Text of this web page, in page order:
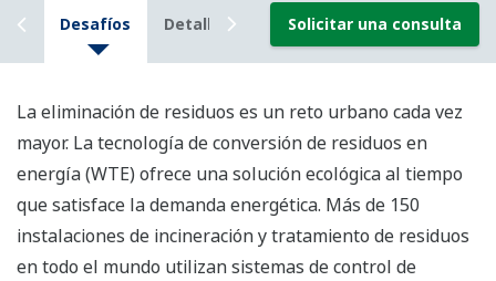
Desafíos Detalles Recursos Noticias
Solicitar una consulta
La eliminación de residuos es un reto urbano cada vez
mayor. La tecnología de conversión de residuos en
energía (WTE) ofrece una solución ecológica al tiempo
que satisface la demanda energética. Más de 150
instalaciones de incineración y tratamiento de residuos
en todo el mundo utilizan sistemas de control de